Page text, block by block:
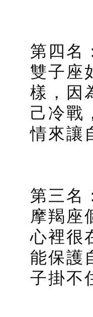
第四名
雙子座
樣，因
己冷戰
情來讓
第三名
摩羯座
心裡很
能保護
子掛不